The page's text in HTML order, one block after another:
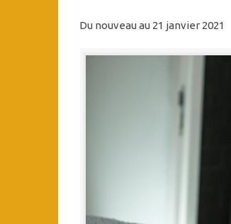
Du nouveau au 21 janvier 2021